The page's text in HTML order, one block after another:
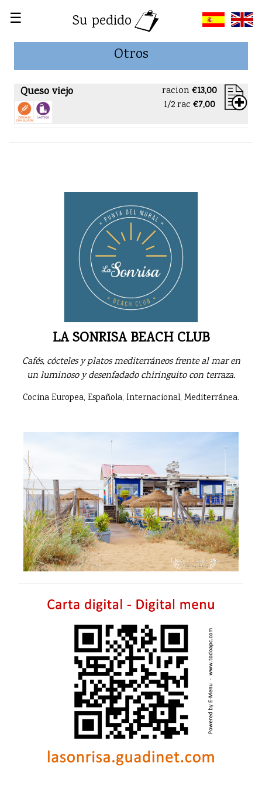
☰
Su pedido
Otros
Queso viejo racion €13,00
1/2 rac €7,00
LA SONRISA BEACH CLUB
Cafés, cócteles y platos mediterráneos frente al mar en
un luminoso y desenfadado chiringuito con terraza.
Cocina Europea, Española, Internacional, Mediterránea.